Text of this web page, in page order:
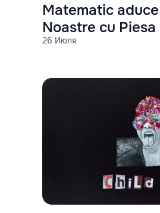
26 Июля
Matematic
Noastre cu